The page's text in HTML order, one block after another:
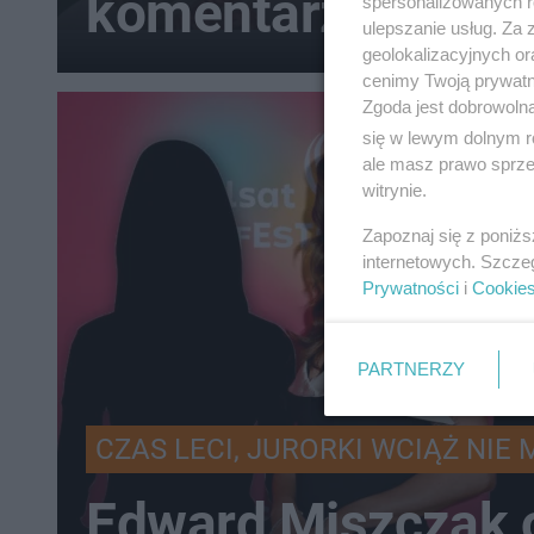
komentarz Dody!
CZAS LECI, JURORKI WCIĄŻ NIE
ulepszanie usług.
geolokalizacyjnych
cenimy Twoją
Zgoda jest
się w lewym dolnym
ale masz prawo
witrynie.
Zapoznaj się z
internetowych.
Prywatności i Cookies
PARTNERZY